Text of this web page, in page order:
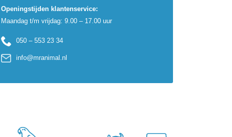
Openingstijden klantenservice:
Maandag t/m vrijdag: 9.00 – 17.00 uur
050 – 553 23 34
info@mranimal.nl